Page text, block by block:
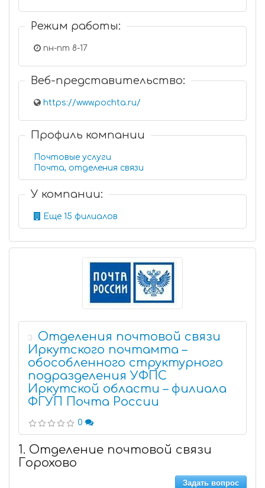
Режим работы:
пн-пт 8-17
Веб-представительство:
https://www.pochta.ru/
Профиль компании
Почтовые услуги
Почта, отделения связи
У компании:
Еще 15 филиалов
3
Отделения почтовой связи
Иркутского почтамта –
обособленного структурного
подразделения УФПС
Иркутской области – филиала
ФГУП Почта России
0
1. Отделение почтовой связи
Горохово
Задать вопрос